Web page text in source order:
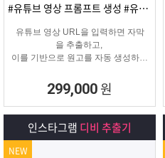
#유튜브 영상 프롬프트 생성 #유튜브 영상제작
유튜브 영상 URL을 입력하면 자막
을 추출하고,
이를 기반으로 원고를 자동 생성하는
프로그램입니다.
299,000 원
인스타그램 디비 추출기
NEW